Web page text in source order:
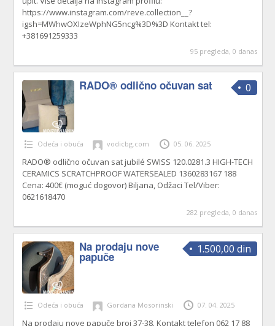
https://www.instagram.com/reve.collection__?
igsh=MWhwOXIzeWphNG5ncg%3D%3D Kontakt tel:
+381691259333
95 pregleda, 0 danas
0
RADO® odlično očuvan sat
Odeća i obuća vodicbg.com 05. 06. 2025
RADO® odlično očuvan sat jubilé SWISS 120.0281.3 HIGH-TECH
CERAMICS SCRATCHPROOF WATERSEALED 1360283167 188
Cena: 400€ (moguć dogovor) Biljana, Odžaci Tel/Viber:
0621618470
282 pregleda, 0 danas
1.500,00 din
Na prodaju nove
papuče
Odeća i obuća Gordana Mosorinski 07. 04. 2025
Na prodaju nove papuče broj 37-38. Kontakt telefon 062 17 88